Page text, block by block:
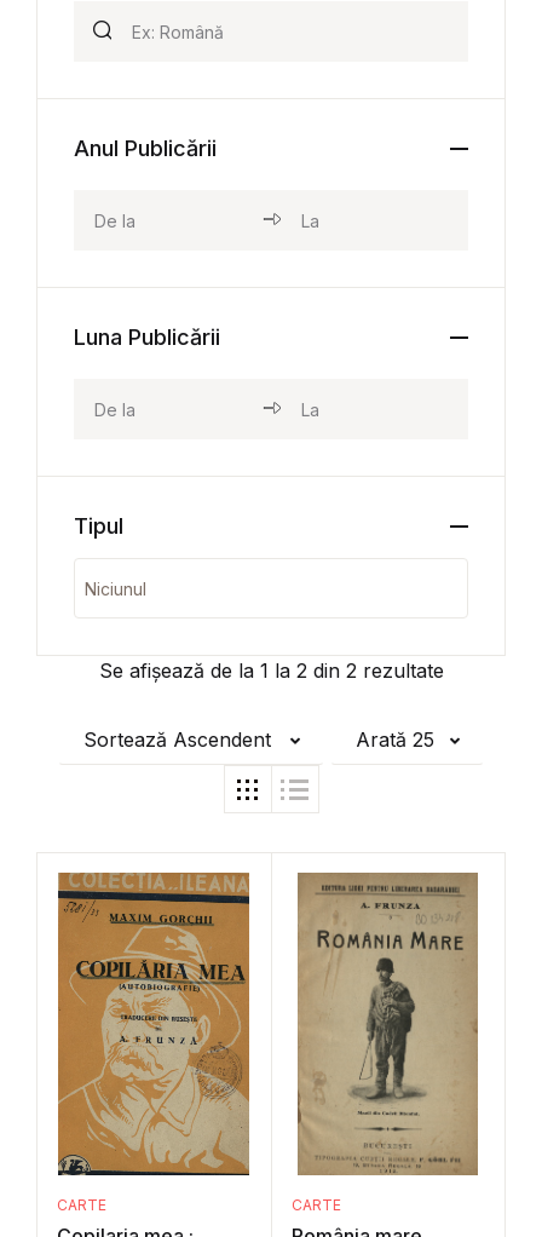
Se afișează de la 1 la 2din 2rezultate
Sortează Ascendent Arată 25
CARTE CARTE
Anul Publicării
Luna Publicării
Tipul